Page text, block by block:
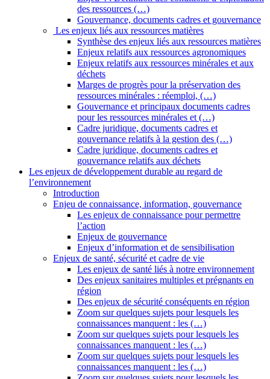
des ressources (…)
Gouvernance, documents cadres et gouvernance
Les enjeux liés aux ressources matières
Synthèse des enjeux liés aux ressources matières
Enjeux relatifs aux ressources agronomiques
Enjeux relatifs aux ressources minérales et aux
déchets
Marges de progrès pour la préservation des
ressources minérales : réemploi, (…)
Gouvernance et principaux documents cadres
pour les ressources minérales et (…)
Cadre juridique, documents cadres et
gouvernance relatifs à la gestion des (…)
Cadre juridique, documents cadres et
gouvernance relatifs aux déchets
Les enjeux de développement durable au regard de
l’environnement
Introduction
Enjeu de connaissance, information, gouvernance
Les enjeux de connaissance pour permettre
l’action
Enjeux de gouvernance
Enjeux d’information et de sensibilisation
Enjeux de santé, sécurité et cadre de vie
Les enjeux de santé liés à notre environnement
Des enjeux sanitaires multiples et prégnants en
région
Des enjeux de sécurité conséquents en région
Zoom sur quelques sujets pour lesquels les
connaissances manquent : les (…)
Zoom sur quelques sujets pour lesquels les
connaissances manquent : les (…)
Zoom sur quelques sujets pour lesquels les
connaissances manquent : les (…)